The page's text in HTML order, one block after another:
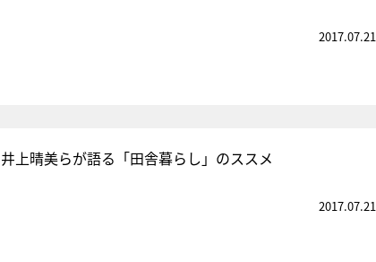
2017.07.21
上晴美らが語る「田舎暮らし」のススメ
2017.07.21